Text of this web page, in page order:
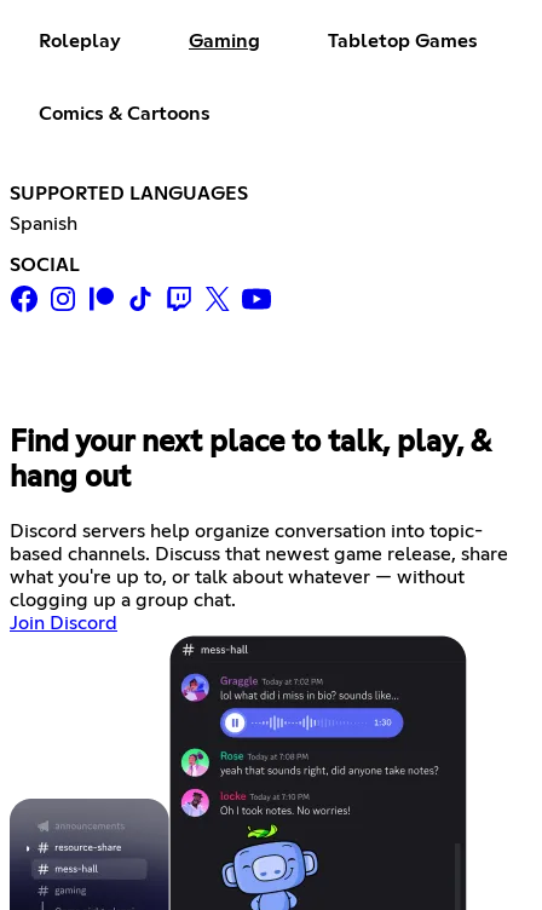
Roleplay Gaming Tabletop Games
Comics & Cartoons
SUPPORTED LANGUAGES
Spanish
SOCIAL
Find your next place to talk, play, &
hang out
Discord servers help organize conversation into topic-
based channels. Discuss that newest game release, share
what you're up to, or talk about whatever — without
clogging up a group chat.
Join Discord